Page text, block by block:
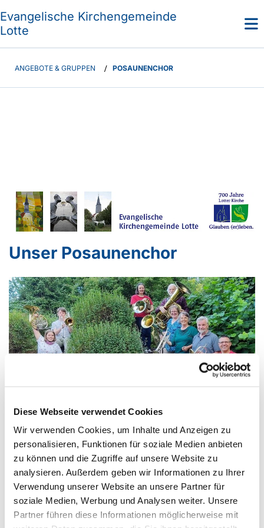
Diese Webseite verwendet Cookies
Wir verwenden Cookies, um Inhalte und Anzeigen zu
personalisieren, Funktionen für soziale Medien anbieten
zu können und die Zugriffe auf unsere Website zu
analysieren. Außerdem geben wir Informationen zu Ihrer
Verwendung unserer Website an unsere Partner für
soziale Medien, Werbung und Analysen weiter. Unsere
Partner führen diese Informationen möglicherweise mit
Evangelische Kirchengemeinde
Lotte
ANGEBOTE & GRUPPEN / POSAUNENCHOR
Unser Posaunenchor
Der Posaunenchor Lotte wurde 1965 gegründet und
2015 konnten wir das 50-jährige Jubiläum feiern.
In diesem Jahr wurde auch der Kirchenchor 80 Jahre
alt, und die Lotter Kirche blickte auf 700 Jahre zurück.